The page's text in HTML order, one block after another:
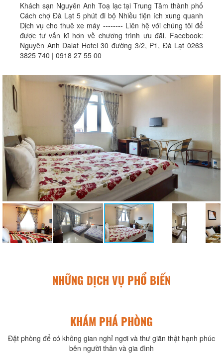
Khách sạn Nguyên Anh Toạ lạc tại Trung Tâm thành phố
Cách chợ Đà Lạt 5 phút đi bộ Nhiều tiện ích xung quanh
Dịch vụ cho thuê xe máy -------- Liên hệ với chúng tôi để
được tư vấn kĩ hơn về chương trình ưu đãi. Facebook:
Nguyên Anh Dalat Hotel 30 đường 3/2, P1, Đà Lạt 0263
3825 740 | 0918 27 55 00
NHỮNG DỊCH VỤ PHỔ BIẾN
KHÁM PHÁ PHÒNG
Đặt phòng để có không gian nghỉ ngơi và thư giãn thật hạnh phúc
bên người thân và gia đình